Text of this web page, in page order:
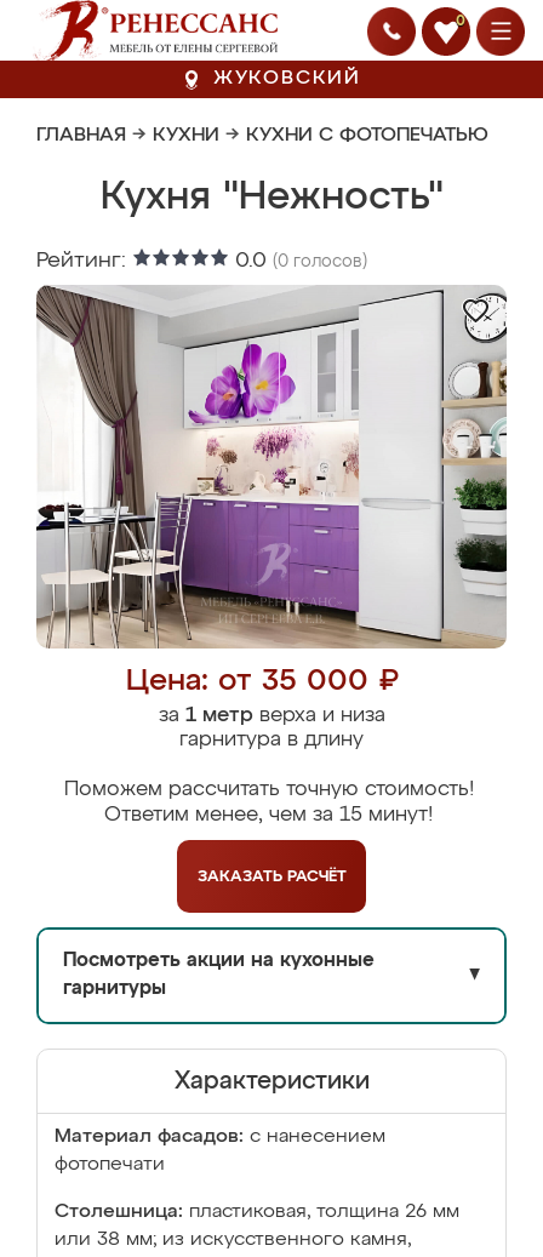
0
ЖУКОВСКИЙ
ГЛАВНАЯ → КУХНИ → КУХНИ С ФОТОПЕЧАТЬЮ
Кухня "Нежность"
Рейтинг: 0.0 (0 голосов)
Цена: от 35 000 ₽
за 1 метрверха и низа
гарнитура в длину
Поможем рассчитать точную стоимость!
Ответим менее, чем за 15 минут!
ЗАКАЗАТЬ РАСЧЁТ
Посмотреть акции на кухонные
гарнитуры
▼
Характеристики
Материал фасадов: с нанесением
фотопечати
Столешница: пластиковая, толщина 26 мм
или 38 мм; из искусственного камня,